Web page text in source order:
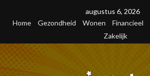
augustus 6, 2026
Home
Gezondheid Wonen Financieel
Zakelijk